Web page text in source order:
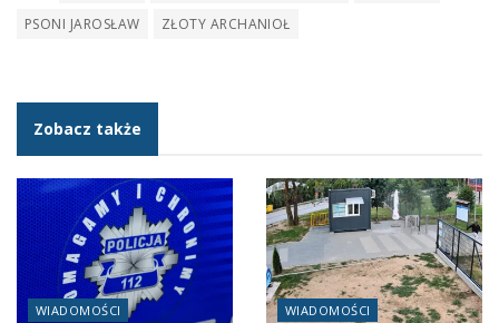
PSONI JAROSŁAW
ZŁOTY ARCHANIOŁ
Zobacz także
WIADOMOŚCI WIADOMOŚCI